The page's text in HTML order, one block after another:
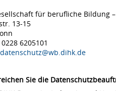
für berufliche Bildung
13-15
6205101
datenschutz@wb.dihk.de
Sie die